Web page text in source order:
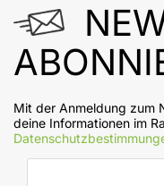
Mit der Anmeldung zum
deine Informationen im
E-Mail-Adresse